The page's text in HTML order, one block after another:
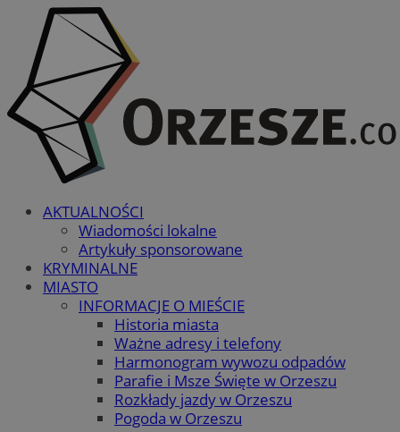
AKTUALNOŚCI
Wiadomości lokalne
Artykuły sponsorowane
KRYMINALNE
MIASTO
INFORMACJE O MIEŚCIE
Historia miasta
Ważne adresy i telefony
Harmonogram wywozu odpadów
Parafie i Msze Święte w Orzeszu
Rozkłady jazdy w Orzeszu
Pogoda w Orzeszu